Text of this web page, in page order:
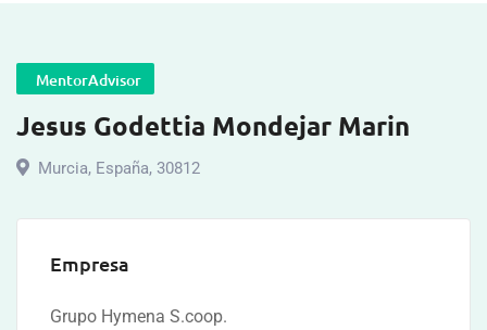
MentorAdvisor
Jesus Godettia Mondejar Marin
Murcia, España, 30812
Empresa
Grupo Hymena S.coop.